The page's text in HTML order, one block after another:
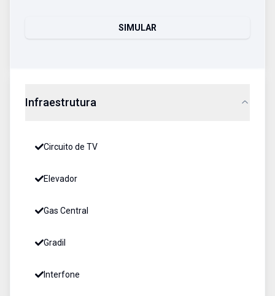
SIMULAR
Infraestrutura
Circuito de TV
Elevador
Gas Central
Gradil
Interfone